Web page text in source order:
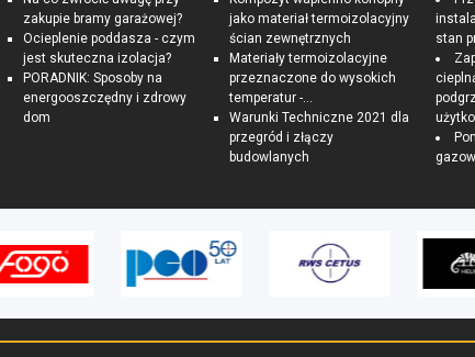
zakupie bramy garażowej?
Ocieplenie poddasza - czym
jest skuteczna izolacja?
PORADNIK: Sposoby na
energooszczędny i zdrowy
dom
jako materiał termoizolacyjny
ścian zewnętrznych
Materiały termoizolacyjne
przeznaczone do wysokich
temperatur -...
Warunki Techniczne 2021 dla
przegród i złączy
budowlanych
stan